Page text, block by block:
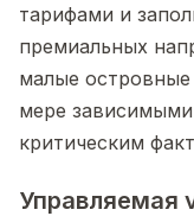
тарифами и
премиальных
малые островные
мере зависимыми
критическим
Управляемая